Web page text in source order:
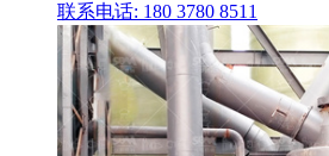
联系电话: 180 3780 8511